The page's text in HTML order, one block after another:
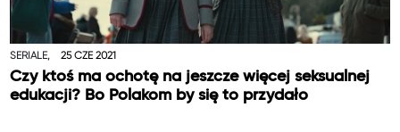
SERIALE, 25 CZE 2021
Czy ktoś ma ochotę na jeszcze więcej seksualnej
edukacji? Bo Polakom by się to przydało